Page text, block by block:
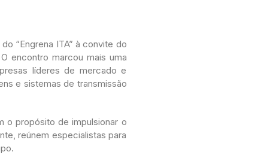
“Engrena ITA” à convite do
encontro marcou mais uma
líderes de mercado e
e sistemas de transmissão
o propósito de impulsionar o
reúnem especialistas para